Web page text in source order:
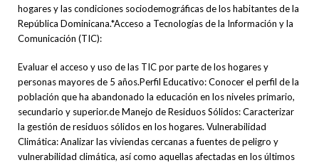
hogares y las condiciones sociodemográficas de los habitantes de la
República Dominicana.*Acceso a Tecnologías de la Información y la
Comunicación (TIC):
Evaluar el acceso y uso de las TIC por parte de los hogares y
personas mayores de 5 años.Perfil Educativo: Conocer el perfil de la
población que ha abandonado la educación en los niveles primario,
secundario y superior.de Manejo de Residuos Sólidos: Caracterizar
la gestión de residuos sólidos en los hogares. Vulnerabilidad
Climática: Analizar las viviendas cercanas a fuentes de peligro y
vulnerabilidad climática, así como aquellas afectadas en los últimos